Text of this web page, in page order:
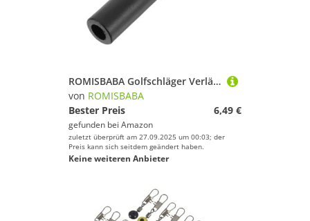
ROMISBABA Golfschläger Verlängerungsstange aus Leichtem PP Robust und Langlebig Verlängerung für Putter und Geeignet als Ersatzteil und für Golfer Schwarz
von ROMISBABA
Bester Preis
6,49 €
gefunden bei Amazon
zuletzt überprüft am 27.09.2025 um 00:03; der
Preis kann sich seitdem geändert haben.
Keine weiteren Anbieter